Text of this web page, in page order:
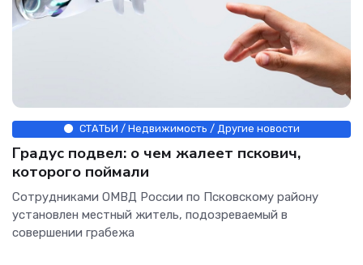
СТАТЬИ / Недвижимость / Другие новости
Градус подвел: о чем жалеет пскович,
которого поймали
Сотрудниками ОМВД России по Псковскому району
установлен местный житель, подозреваемый в
совершении грабежа